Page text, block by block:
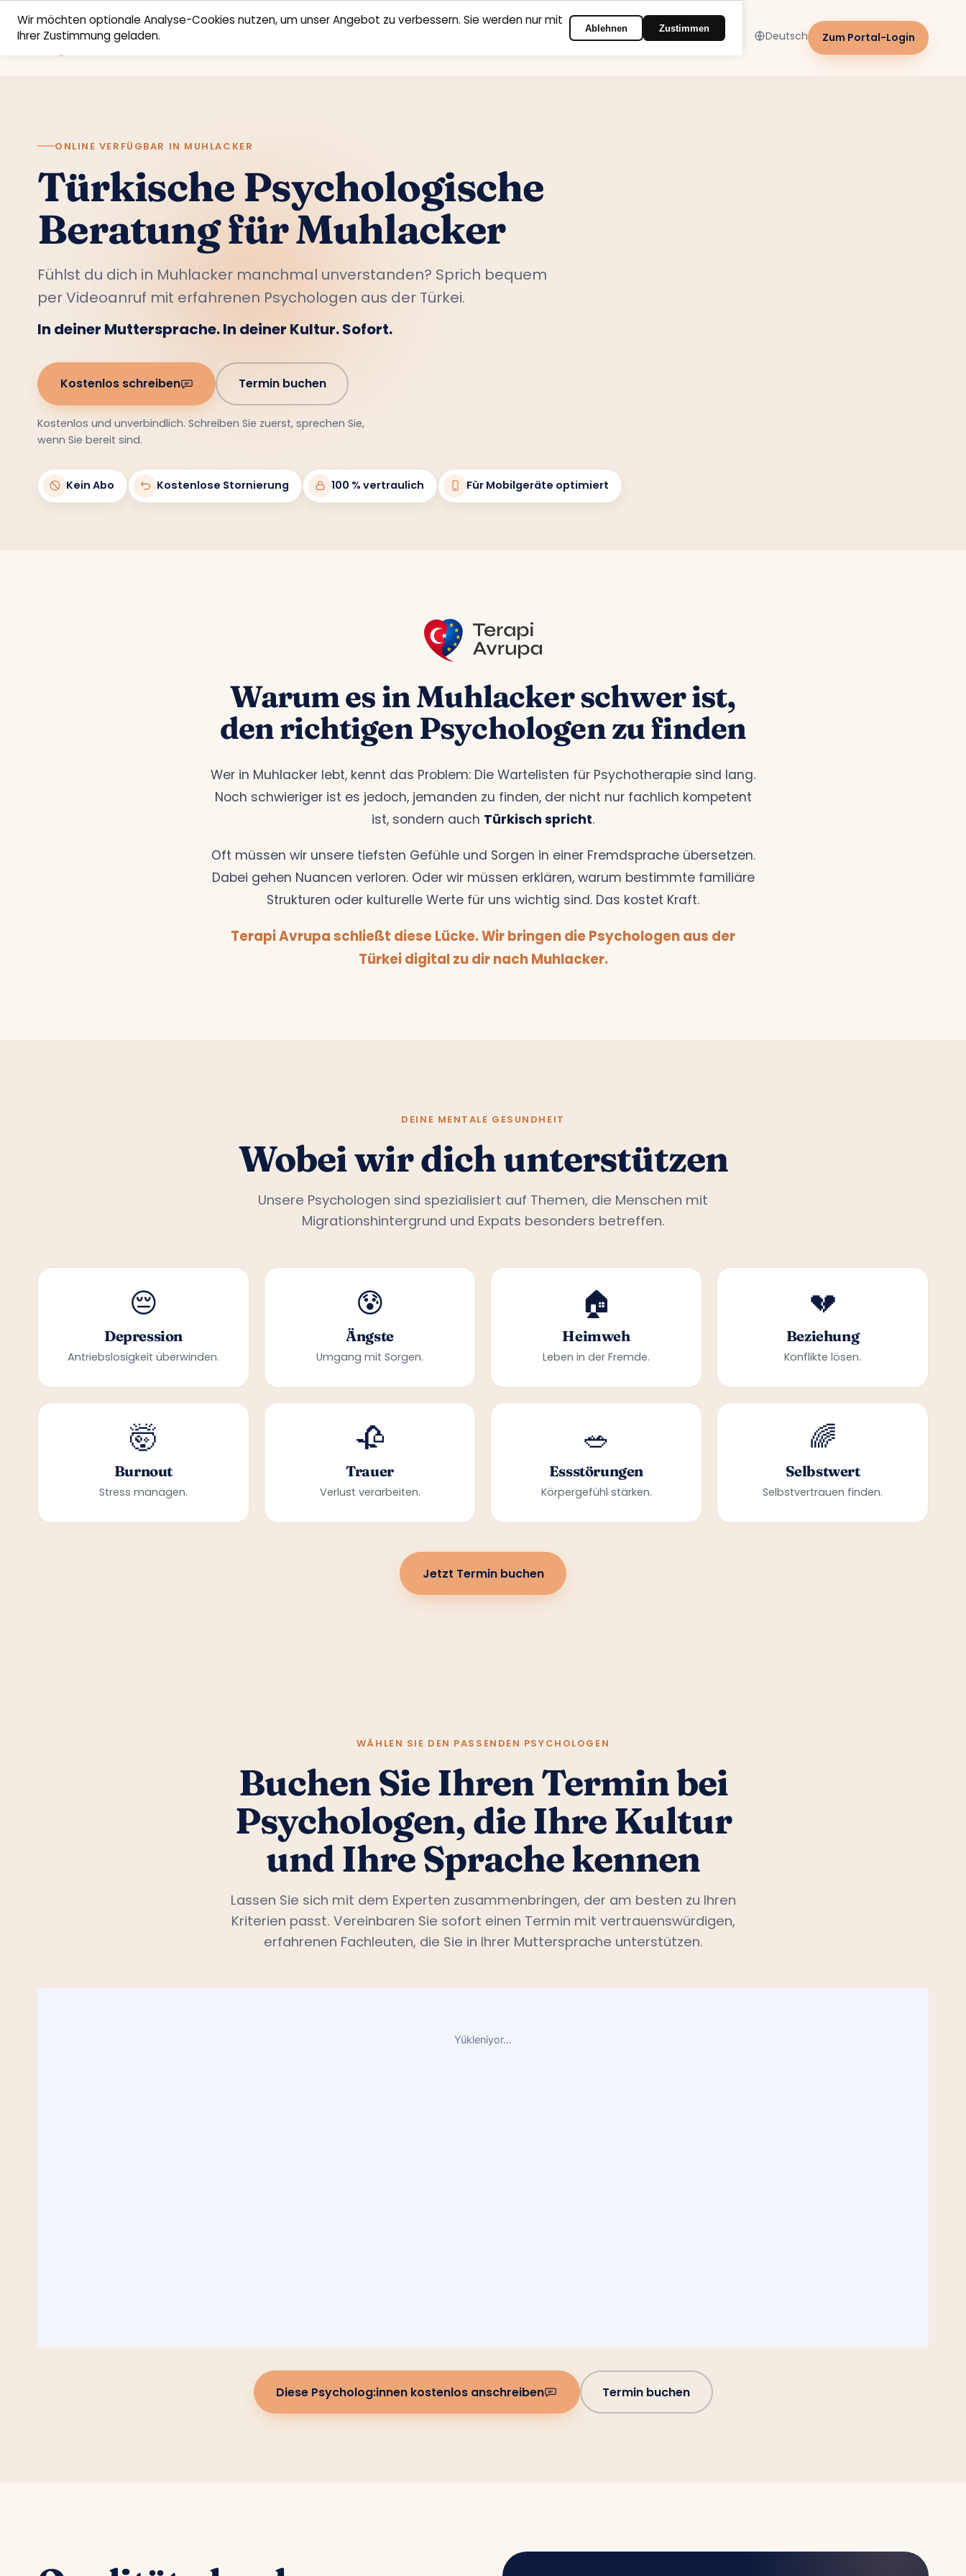
Kontakt Deutsch Zum Portal-Login
ONLINE VERFÜGBAR IN MUHLACKER
Türkische Psychologische
Beratung für Muhlacker
Fühlst du dich in Muhlacker manchmal unverstanden? Sprich bequem
per Videoanruf mit erfahrenen Psychologen aus der Türkei.
In deiner Muttersprache. In deiner Kultur. Sofort.
Kostenlos schreiben Termin buchen
Kostenlos und unverbindlich. Schreiben Sie zuerst, sprechen Sie,
wenn Sie bereit sind.
Kein Abo Kostenlose Stornierung 100 % vertraulich Für Mobilgeräte optimiert
Warum es in Muhlacker schwer ist,
den richtigen Psychologen zu finden
Wer in Muhlacker lebt, kennt das Problem: Die Wartelisten für Psychotherapie sind lang.
Noch schwieriger ist es jedoch, jemanden zu finden, der nicht nur fachlich kompetent
ist, sondern auch Türkisch spricht.
Oft müssen wir unsere tiefsten Gefühle und Sorgen in einer Fremdsprache übersetzen.
Dabei gehen Nuancen verloren. Oder wir müssen erklären, warum bestimmte familiäre
Strukturen oder kulturelle Werte für uns wichtig sind. Das kostet Kraft.
Terapi Avrupa schließt diese Lücke. Wir bringen die Psychologen aus der
Türkei digital zu dir nach Muhlacker.
DEINE MENTALE GESUNDHEIT
Wobei wir dich unterstützen
Unsere Psychologen sind spezialisiert auf Themen, die Menschen mit
Migrationshintergrund und Expats besonders betreffen.
😔
Depression
Antriebslosigkeit überwinden.
😰
Ängste
Umgang mit Sorgen.
🏠
Heimweh
Leben in der Fremde.
💔
Beziehung
Konflikte lösen.
🤯
Burnout
Stress managen.
🥀
Trauer
Verlust verarbeiten.
🥗
Essstörungen
Körpergefühl stärken.
🌈
Selbstwert
Selbstvertrauen finden.
Jetzt Termin buchen
WÄHLEN SIE DEN PASSENDEN PSYCHOLOGEN
Buchen Sie Ihren Termin bei
Psychologen, die Ihre Kultur
und Ihre Sprache kennen
Lassen Sie sich mit dem Experten zusammenbringen, der am besten zu Ihren
Kriterien passt. Vereinbaren Sie sofort einen Termin mit vertrauenswürdigen,
erfahrenen Fachleuten, die Sie in Ihrer Muttersprache unterstützen.
Diese Psycholog:innen kostenlos anschreiben Termin buchen
Wir möchten optionale Analyse-Cookies nutzen, um unser Angebot zu verbessern. Sie werden nur mit
Ihrer Zustimmung geladen.
Ablehnen Zustimmen